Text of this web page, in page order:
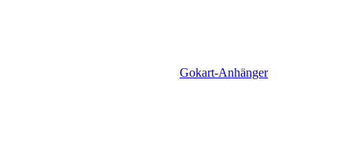
Gokart-Anhänger